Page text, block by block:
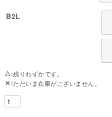
B2L
△ 残りわずかです。
✕ ただいま在庫がございません。